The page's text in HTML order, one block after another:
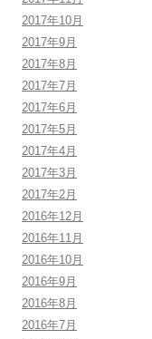
2017年10月
2017年9月
2017年8月
2017年7月
2017年6月
2017年5月
2017年4月
2017年3月
2017年2月
2016年12月
2016年11月
2016年10月
2016年9月
2016年8月
2016年7月